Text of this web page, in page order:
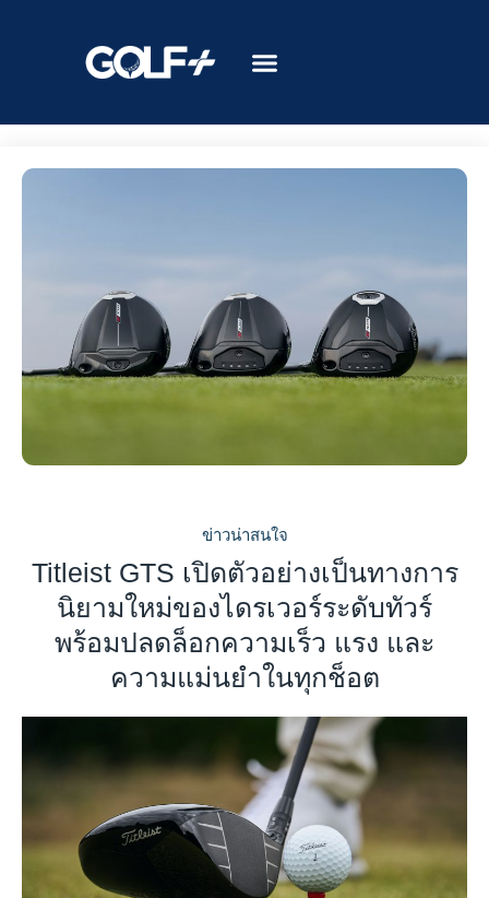
ข่าวน่าสนใจ
Titleist GTS เปิดตัวอย่างเป็นทางการ
นิยามใหม่ของไดรเวอร์ระดับทัวร์
พร้อมปลดล็อกความเร็ว แรง และ
ความแม่นยำในทุกช็อต